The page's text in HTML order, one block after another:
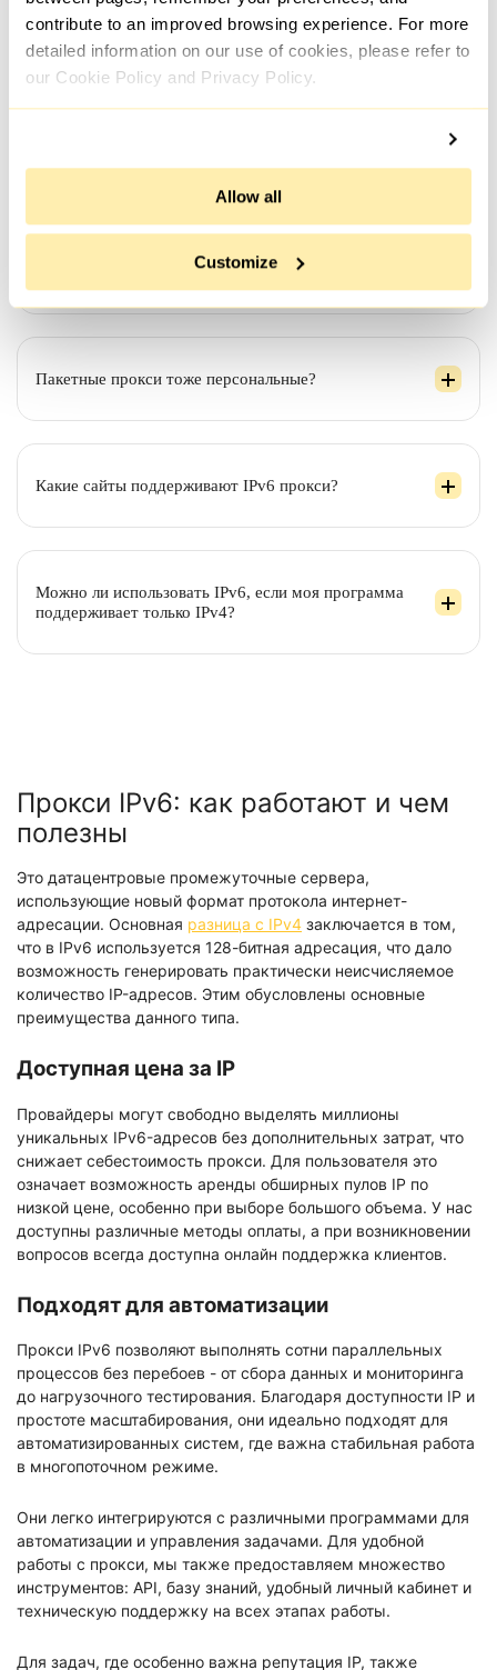
contribute to an improved browsing experience. For more
detailed information on our use of cookies, please refer to
our Cookie Policy and Privacy Policy.
Allow all
Customize
времени.
Если я заказал на неделю/месяц. Прокси будут
Пакетные прокси тоже персональные?
Какие сайты поддерживают IPv6 прокси?
Можно ли использовать IPv6, если моя программа
поддерживает только IPv4?
Прокси IPv6: как работают и чем
полезны
Это датацентровые промежуточные сервера,
использующие новый формат протокола интернет-
адресации. Основная разница с IPv4 заключается в том,
что в IPv6 используется 128-битная адресация, что дало
возможность генерировать практически неисчисляемое
количество IP-адресов. Этим обусловлены основные
преимущества данного типа.
Доступная цена за IP
Провайдеры могут свободно выделять миллионы
уникальных IPv6-адресов без дополнительных затрат, что
снижает себестоимость прокси. Для пользователя это
означает возможность аренды обширных пулов IP по
низкой цене, особенно при выборе большого объема. У нас
доступны различные методы оплаты, а при возникновении
вопросов всегда доступна онлайн поддержка клиентов.
Подходят для автоматизации
Прокси IPv6 позволяют выполнять сотни параллельных
процессов без перебоев - от сбора данных и мониторинга
до нагрузочного тестирования. Благодаря доступности IP и
простоте масштабирования, они идеально подходят для
автоматизированных систем, где важна стабильная работа
в многопоточном режиме.
Они легко интегрируются с различными программами для
автоматизации и управления задачами. Для удобной
работы с прокси, мы также предоставляем множество
инструментов: API, базу знаний, удобный личный кабинет и
техническую поддержку на всех этапах работы.
Для задач, где особенно важна репутация IP, также